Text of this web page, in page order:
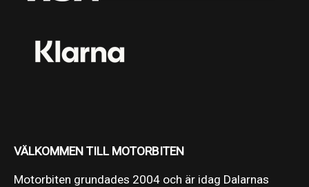
VÄLKOMMEN TILL MOTORBITEN
Motorbiten grundades 2004 och är idag Dalarnas